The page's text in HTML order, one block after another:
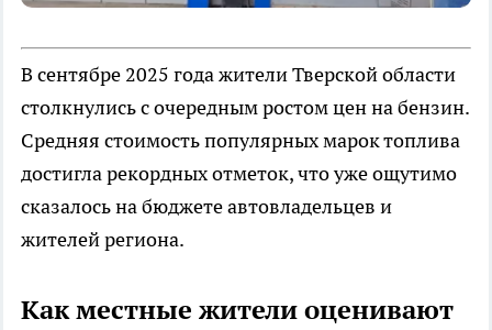
В сентябре 2025 года жители Тверской области
столкнулись с очередным ростом цен на бензин.
Средняя стоимость популярных марок топлива
достигла рекордных отметок, что уже ощутимо
сказалось на бюджете автовладельцев и
жителей региона.
Как местные жители оценивают